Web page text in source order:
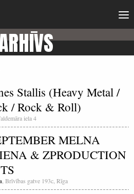
Stallis (Heavy Metal /
/ Rock & Roll)
iela 4
MELNA
& ZPRODUCTION
, Brīvības gatve 193c, Rīga